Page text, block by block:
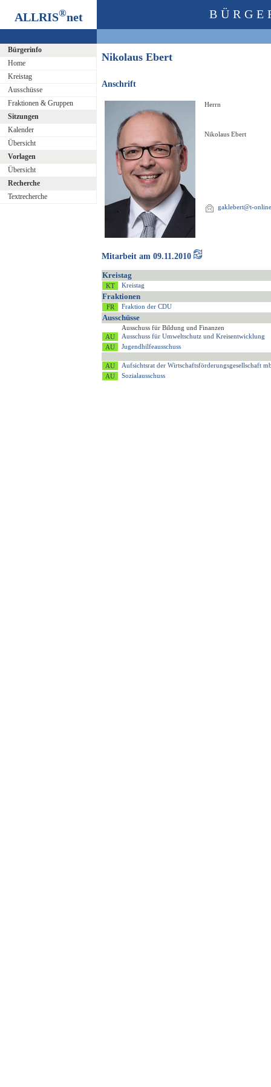
ALLRIS®net
Bürgerinfo
Home
Kreistag
Ausschüsse
Fraktionen & Gruppen
Sitzungen
Kalender
Übersicht
Vorlagen
Übersicht
Recherche
Textrecherche
Nikolaus Ebert
Anschrift
Herrn
Nikolaus Ebert
gaklebert@t-
Mitarbeit am 09.11.2010
Kreistag
Kreistag
Fraktionen
Fraktion der CDU
Ausschüsse
Ausschuss für Bildung und Finanzen
Ausschuss für Umweltschutz und Kreisentwicklung
Jugendhilfeausschuss
Aufsichtsrat der Wirtschaftsförderungsgesellschaft
Sozialausschuss